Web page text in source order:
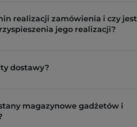
realizacji zamówienia i czy jest
jego realizacji?
dostawy?
magazynowe gadżetów i